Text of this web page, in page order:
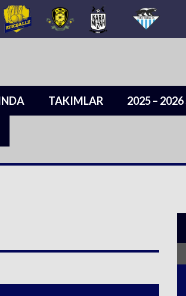
TAKIMLAR 2025 –